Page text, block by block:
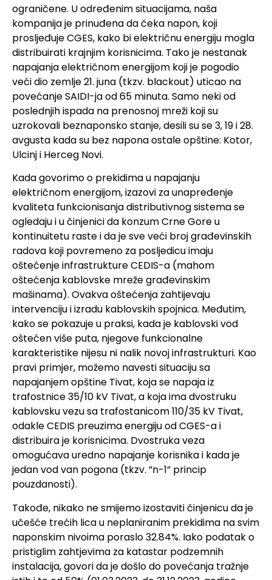
ograničene. U određenim situacijama, naša
kompanija je prinuđena da čeka napon, koji
prosljeđuje CGES, kako bi električnu energiju mogla
distribuirati krajnjim korisnicima. Tako je nestanak
napajanja električnom energijom koji je pogodio
veći dio zemlje 21. juna (tkzv. blackout) uticao na
povećanje SAIDI-ja od 65 minuta. Samo neki od
poslednjih ispada na prenosnoj mreži koji su
uzrokovali beznaponsko stanje, desili su se 3, 19 i 28.
avgusta kada su bez napona ostale opštine: Kotor,
Ulcinj i Herceg Novi.
Kada govorimo o prekidima u napajanju
električnom energijom, izazovi za unapređenje
kvaliteta funkcionisanja distributivnog sistema se
ogledaju i u činjenici da konzum Crne Gore u
kontinuitetu raste i da je sve veći broj građevinskih
radova koji povremeno za posljedicu imaju
oštećenje infrastrukture CEDIS-a (mahom
oštećenja kablovske mreže građevinskim
mašinama). Ovakva oštećenja zahtijevaju
intervenciju i izradu kablovskih spojnica. Međutim,
kako se pokazuje u praksi, kada je kablovski vod
oštećen više puta, njegove funkcionalne
karakteristike nijesu ni nalik novoj infrastrukturi. Kao
pravi primjer, možemo navesti situaciju sa
napajanjem opštine Tivat, koja se napaja iz
trafostnice 35/10 kV Tivat, a koja ima dvostruku
kablovsku vezu sa trafostanicom 110/35 kV Tivat,
odakle CEDIS preuzima energiju od CGES-a i
distribuira je korisnicima. Dvostruka veza
omogućava uredno napajanje korisnika i kada je
jedan vod van pogona (tkzv. ”n-1” princip
pouzdanosti).
Takođe, nikako ne smijemo izostaviti činjenicu da je
učešće trećih lica u neplaniranim prekidima na svim
naponskim nivoima poraslo 32.84%. Iako podatak o
pristiglim zahtjevima za katastar podzemnih
instalacija, govori da je došlo do povećanja tražnje